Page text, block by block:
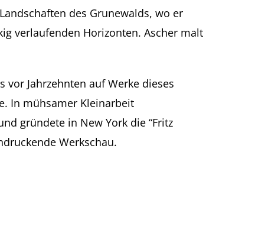
des Grunewalds, wo er
verlaufenden Horizonten. Ascher malt
Jahrzehnten auf Werke dieses
In mühsamer Kleinarbeit
gründete in New York die “Fritz
Werkschau.